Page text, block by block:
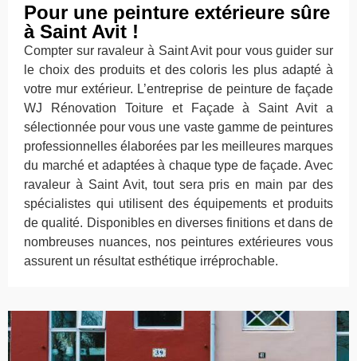
Pour une peinture extérieure sûre
à Saint Avit !
Compter sur ravaleur à Saint Avit pour vous guider sur
le choix des produits et des coloris les plus adapté à
votre mur extérieur. L’entreprise de peinture de façade
WJ Rénovation Toiture et Façade à Saint Avit a
sélectionnée pour vous une vaste gamme de peintures
professionnelles élaborées par les meilleures marques
du marché et adaptées à chaque type de façade. Avec
ravaleur à Saint Avit, tout sera pris en main par des
spécialistes qui utilisent des équipements et produits
de qualité. Disponibles en diverses finitions et dans de
nombreuses nuances, nos peintures extérieures vous
assurent un résultat esthétique irréprochable.